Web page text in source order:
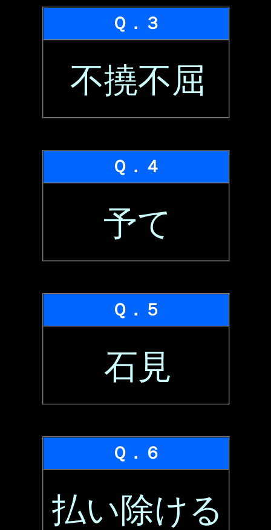
Ｑ．３
不撓不屈
Ｑ．４
予て
Ｑ．５
石見
Ｑ．６
払い除ける